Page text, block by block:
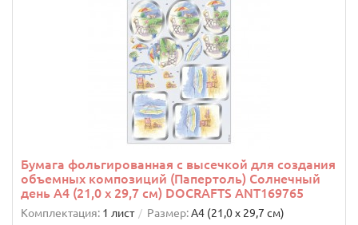
Бумага фольгированная с высечкой для создания
объемных композиций (Папертоль) Солнечный
день А4 (21,0 х 29,7 см) DOCRAFTS ANT169765
Комплектация: 1 лист Размер:А4 (21,0 х 29,7 см)